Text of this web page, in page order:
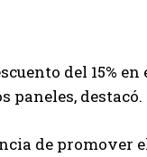
del 15%
paneles, destacó.
de promover